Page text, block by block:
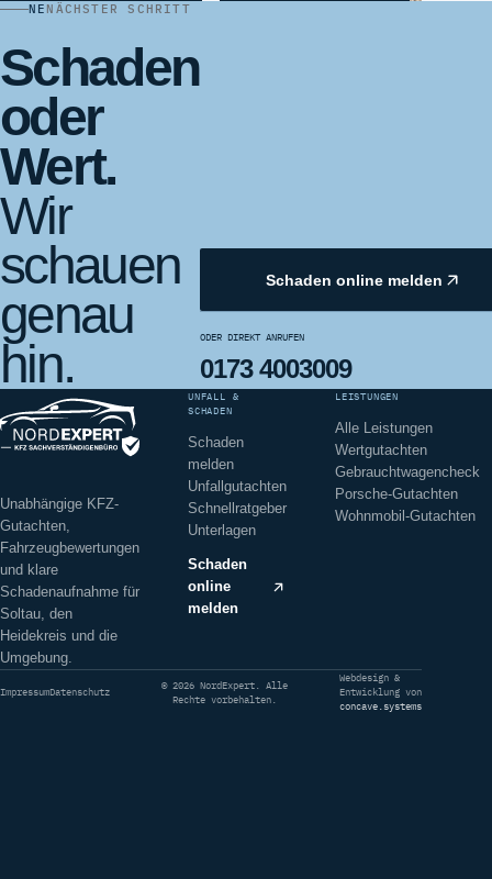
NE NÄCHSTER SCHRITT
Schaden
oder
Wert.
Wir
schauen
genau
hin.
Schaden online melden
ODER DIREKT ANRUFEN
0173 4003009
Unabhängige KFZ-
Gutachten,
Fahrzeugbewertungen
und klare
Schadenaufnahme für
Soltau, den
Heidekreis und die
Umgebung.
UNFALL &
SCHADEN
Schaden
melden
Unfallgutachten
Schnellratgeber
Unterlagen
Schaden
online
melden
LEISTUNGEN
Alle Leistungen
Wertgutachten
Gebrauchtwagencheck
Porsche-Gutachten
Wohnmobil-Gutachten
ImpressumDatenschutz
© 2026 NordExpert. Alle
Rechte vorbehalten.
Webdesign &
Entwicklung von
concave.systems